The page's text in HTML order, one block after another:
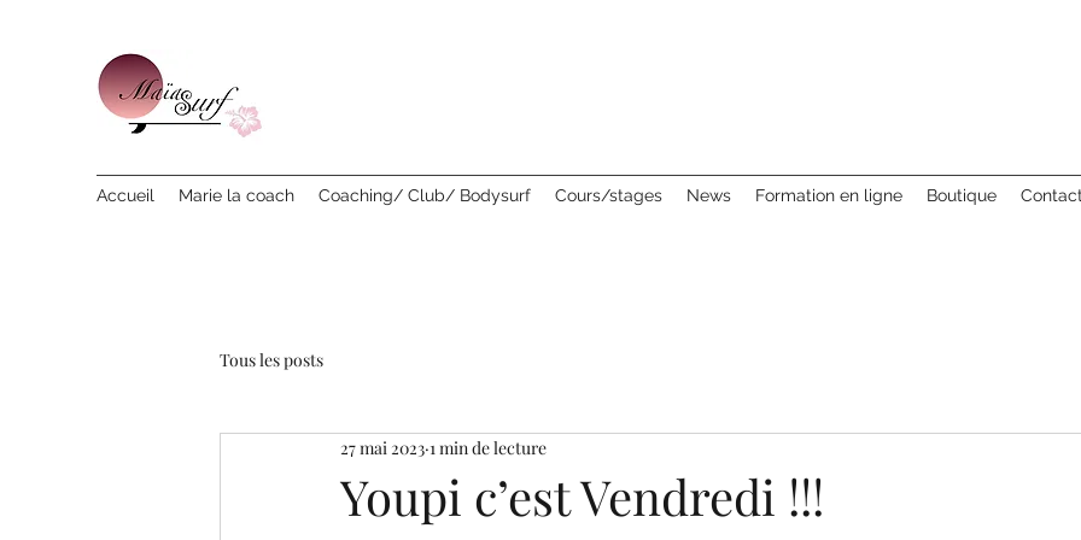
Accueil Marie la coach Coaching/ Club/ Bodysurf Cours/stages News Formation en ligne Boutique
Tous les posts
Youpi c’est Vendredi !!!
27 mai 2023 1 min de lecture